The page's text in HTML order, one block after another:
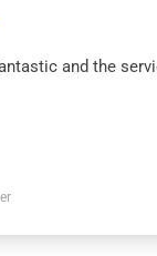
and the